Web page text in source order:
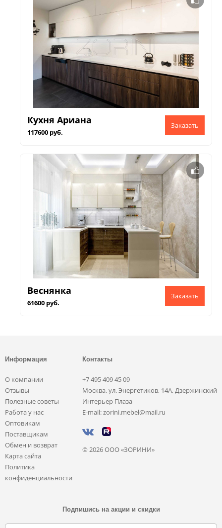
Кухня Ариана
117600 руб.
Веснянка
61600 руб.
Информация
О компании
Отзывы
Полезные советы
Работа у нас
Оптовикам
Поставщикам
Обмен и возврат
Карта сайта
Политика
конфиденциальности
Контакты
+7 495 409 45 09
Москва, ул. Энергетиков, 14А, Дзержинский
Интерьер Плаза
E-mail: zorini.mebel@mail.ru
© 2026 ООО «ЗОРИНИ»
Подпишись на акции и скидки